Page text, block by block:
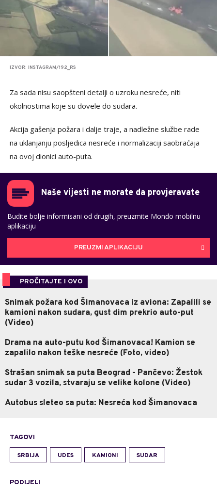
IZVOR: INSTAGRAM/192_RS
Za sada nisu saopšteni detalji o uzroku nesreće, niti
okolnostima koje su dovele do sudara.
Akcija gašenja požara i dalje traje, a nadležne službe rade
na uklanjanju posljedica nesreće i normalizaciji saobraćaja
na ovoj dionici auto-puta.
Naše vijesti ne morate da provjeravate
Budite bolje informisani od drugih, preuzmite Mondo mobilnu
aplikaciju
PREUZMI APLIKACIJU
PROČITAJTE I OVO
Snimak požara kod Šimanovaca iz aviona: Zapalili se
kamioni nakon sudara, gust dim prekrio auto-put
(Video)
Drama na auto-putu kod Šimanovaca! Kamion se
zapalilo nakon teške nesreće (Foto, video)
Strašan snimak sa puta Beograd - Pančevo: Žestok
sudar 3 vozila, stvaraju se velike kolone (Video)
Autobus sleteo sa puta: Nesreća kod Šimanovaca
TAGOVI
SRBIJA UDES KAMIONI SUDAR
PODIJELI